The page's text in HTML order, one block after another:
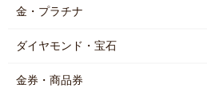
金・プラチナ
ダイヤモンド・宝石
金券・商品券